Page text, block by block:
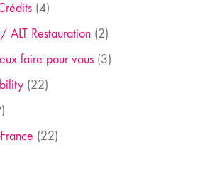
(4)
ALT Restauration(2)
faire pour vous(3)
(22)
(22)